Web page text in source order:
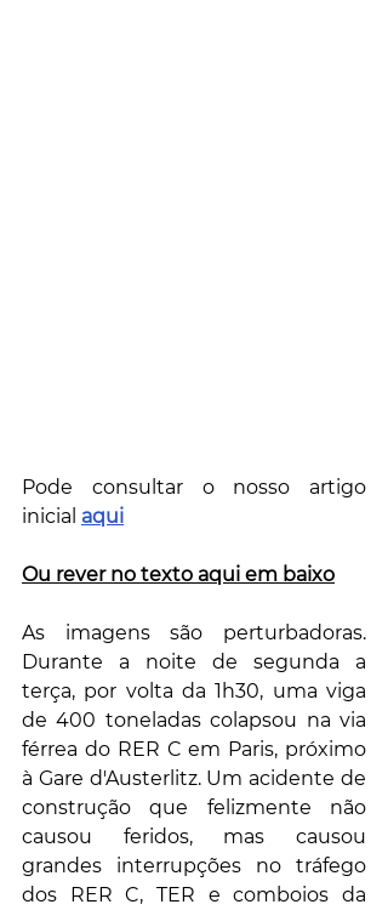
Pode consultar o nosso artigo
inicial aqui
Ou rever no texto aqui em baixo
As imagens são perturbadoras.
Durante a noite de segunda a
terça, por volta da 1h30, uma viga
de 400 toneladas colapsou na via
férrea do RER C em Paris, próximo
à Gare d'Austerlitz. Um acidente de
construção que felizmente não
causou feridos, mas causou
grandes interrupções no tráfego
dos RER C, TER e comboios da